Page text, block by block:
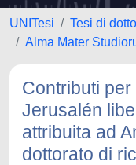
UNITesi
Tesi di
Alma Mater
Contributi
Jerusalén
attribuita ad
dottorato di